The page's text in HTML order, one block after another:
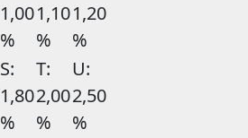
1,00
%
1,10
%
1,20
%
S:
1,80
%
T:
2,00
%
U:
2,50
%